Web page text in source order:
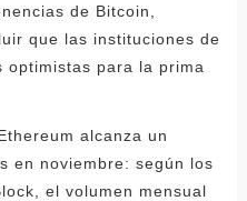
de Bitcoin,
que las instituciones de
para la prima
alcanza un
en noviembre: según los
el volumen mensual